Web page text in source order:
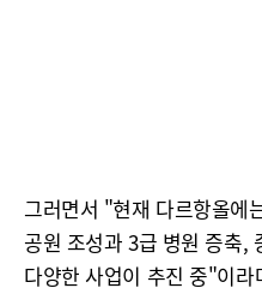
그러면서 "현재 다르항올에
공원 조성과 3급 병원 증축,
다양한 사업이 추진 중"이